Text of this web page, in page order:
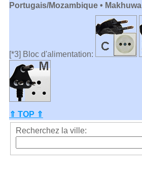
Portugais/Mozambique • Makhuwa
[*3] Bloc d'alimentation:
⇑ TOP ⇑
Recherchez la ville: